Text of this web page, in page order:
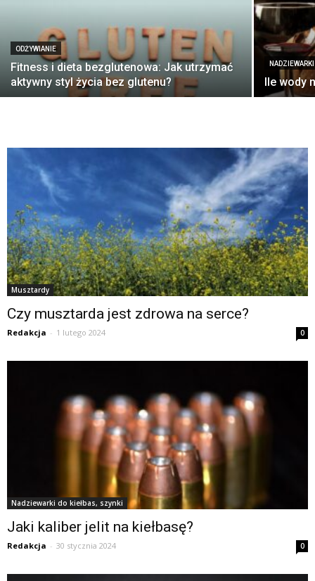
ODŻYWIANIE
Fitness i dieta bezglutenowa: Jak utrzymać
aktywny styl życia bez glutenu?
Ile wody
Musztardy
Czy musztarda jest zdrowa na serce?
Redakcja - 1 lutego 2024 0
Nadziewarki do kiełbas, szynki
Jaki kaliber jelit na kiełbasę?
Redakcja - 30 stycznia 2024 0